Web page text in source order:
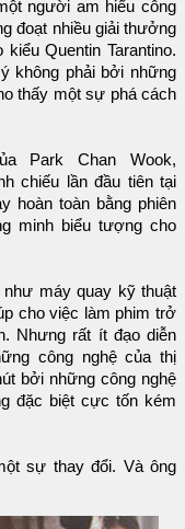
người am hiểu công
đoạt nhiều giải thưởng
Quentin Tarantino.
không phải bởi những
thấy một sự phá cách
Park Chan Wook,
chiếu lần đầu tiên tại
hoàn toàn bằng phiên
minh biểu tượng cho
như máy quay kỹ thuật
cho việc làm phim trở
Nhưng rất ít đạo diễn
công nghệ của thị
bởi những công nghệ
đặc biệt cực tốn kém
sự thay đổi. Và ông